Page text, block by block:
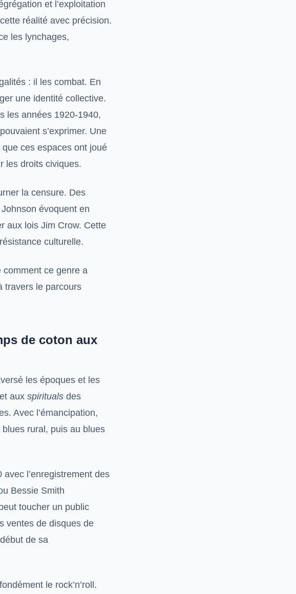
et l’exploitation
réalité avec précision.
les lynchages,
: il les combat. En
une identité collective.
les années 1920-1940,
s’exprimer. Une
ces espaces ont joué
les droits civiques.
la censure. Des
évoquent en
aux lois Jim Crow. Cette
culturelle.
comment ce genre a
travers le parcours
de coton aux
les époques et les
et aux spirituals des
Avec l’émancipation,
rural, puis au blues
l’enregistrement des
Bessie Smith
toucher un public
ventes de disques de
de sa
le rock’n’roll.